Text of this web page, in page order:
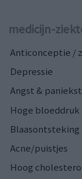
medicijn-
Anticonceptie /
Depressie
Angst &
Hoge bloeddruk
Blaasontsteking
Acne/puistjes
Hoog